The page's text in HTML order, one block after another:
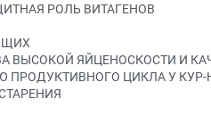
РОЛЬ ВИТАГЕНОВ
ВЫСОКОЙ ЯЙЦЕНОСКОСТИ И
ПРОДУКТИВНОГО ЦИКЛА У